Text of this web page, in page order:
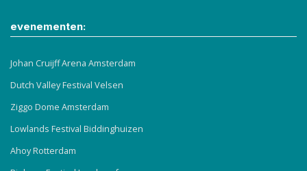
evenementen:
Johan Cruijff Arena Amsterdam
Dutch Valley Festival Velsen
Ziggo Dome Amsterdam
Lowlands Festival Biddinghuizen
Ahoy Rotterdam